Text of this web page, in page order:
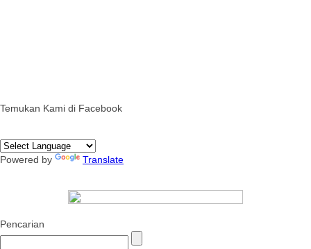
Temukan Kami di Facebook
Powered by Translate
Pencarian